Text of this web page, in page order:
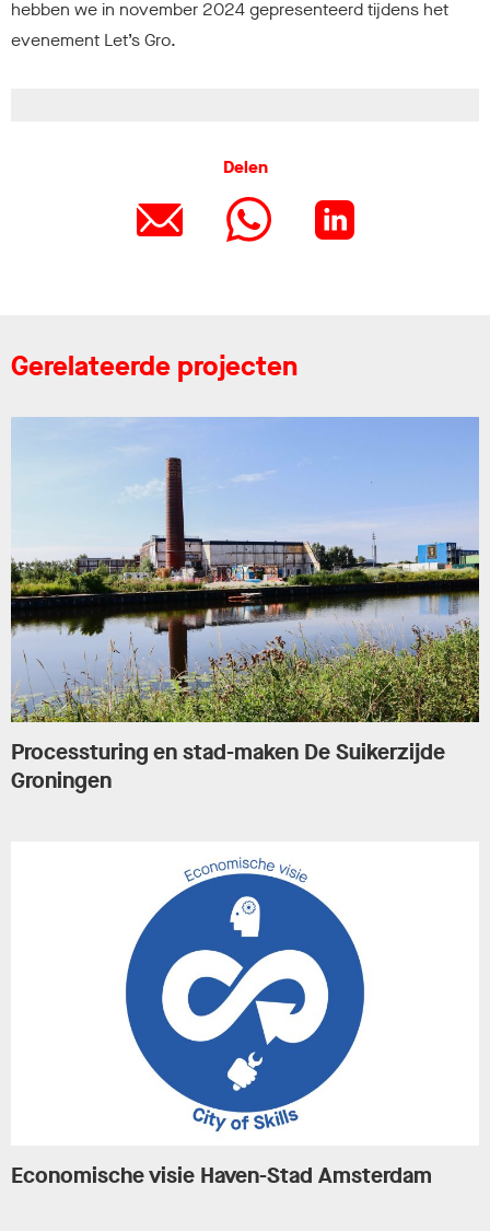
hebben we in november 2024 gepresenteerd tijdens het
evenement Let’s Gro.
Delen
Gerelateerde projecten
Processturing en stad-maken De Suikerzijde
Groningen
Economische visie Haven-Stad Amsterdam